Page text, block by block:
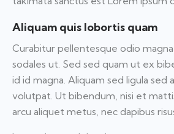
Aliquam quis lobortis quam
Curabitur pellentesque odio
sodales ut. Sed sed quam ut ex
id id magna. Aliquam sed ligula sed
volutpat. Ut bibendum, nisi et
arcu aliquet metus, nec dapibus